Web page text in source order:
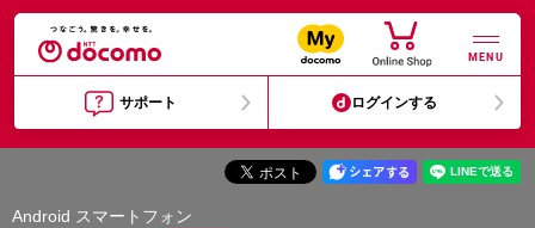
MENU
サポート ログインする
Android スマートフォン